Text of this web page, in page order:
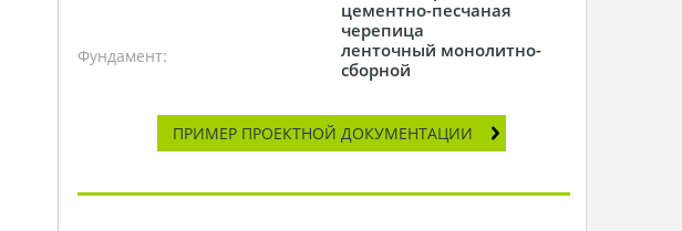
цементно-песчаная
черепица
Фундамент:
ленточный монолитно-
сборной
ПРИМЕР ПРОЕКТНОЙ ДОКУМЕНТАЦИИ